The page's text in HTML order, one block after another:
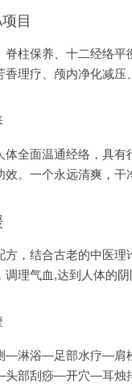
目
脊柱保养、十二经络平
香理疗、颅内净化减压
体全面温通经络，具有
效。一个永远清爽，干
方，结合古老的中医理
调理气血,达到人体的
。
—淋浴—足部水疗—肩
头部刮痧—开穴—耳烛